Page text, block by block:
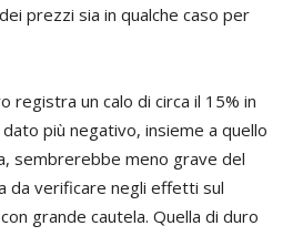
prezzi sia in qualche caso per
registra un calo di circa il 15% in
più negativo, insieme a quello
sembrerebbe meno grave del
da verificare negli effetti sul
grande cautela. Quella di duro